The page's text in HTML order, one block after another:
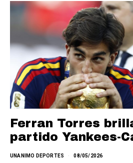
Ferran Torres
partido Yankees-
UNANIMO DEPORTES 08/05/2026